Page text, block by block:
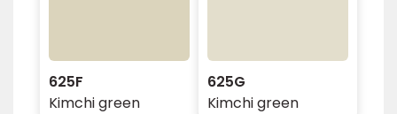
625F
Kimchi green
625G
Kimchi green